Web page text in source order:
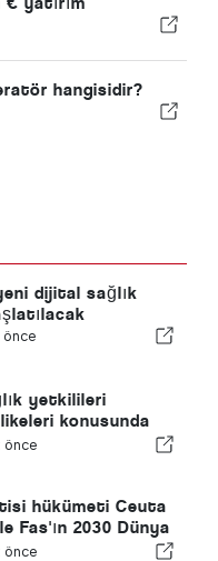
hangisidir?
dijital sağlık
önce
yetkilileri
konusunda
önce
hükümeti Ceuta
Fas'ın 2030 Dünya
yeniden
önce